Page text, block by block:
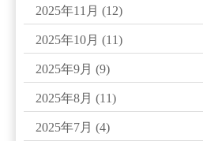
2025年11月 (12)
2025年10月 (11)
2025年9月 (9)
2025年8月 (11)
2025年7月 (4)